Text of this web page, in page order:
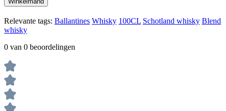
Relevante tags: Ballantines Whisky 100CL Schotland whisky Blend
whisky
0 van 0 beoordelingen